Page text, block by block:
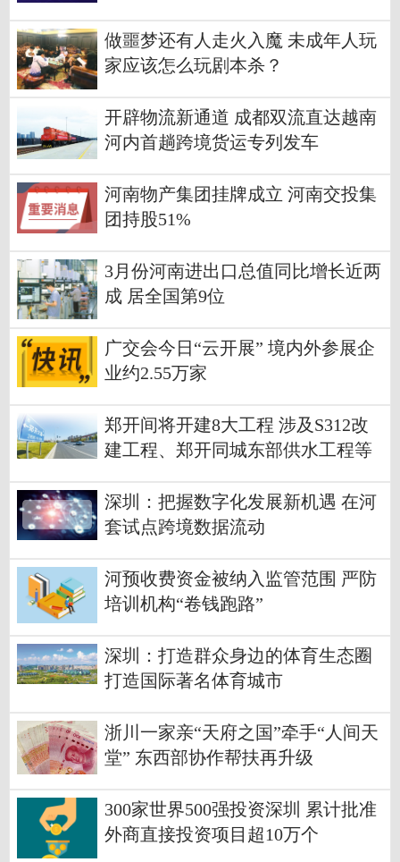
做噩梦还有人走火入魔 未成年人玩
家应该怎么玩剧本杀？
开辟物流新通道 成都双流直达越南
河内首趟跨境货运专列发车
河南物产集团挂牌成立 河南交投集
团持股51%
3月份河南进出口总值同比增长近两
成 居全国第9位
广交会今日“云开展” 境内外参展企
业约2.55万家
郑开间将开建8大工程 涉及S312改
建工程、郑开同城东部供水工程等
深圳：把握数字化发展新机遇 在河
套试点跨境数据流动
河预收费资金被纳入监管范围 严防
培训机构“卷钱跑路”
深圳：打造群众身边的体育生态圈
打造国际著名体育城市
浙川一家亲“天府之国”牵手“人间天
堂” 东西部协作帮扶再升级
300家世界500强投资深圳 累计批准
外商直接投资项目超10万个